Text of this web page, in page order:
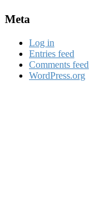
Meta
Log in
Entries feed
Comments feed
WordPress.org